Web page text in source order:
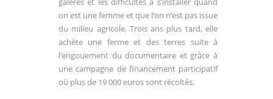
on est une femme et que l’on n’est pas issue
du milieu agricole. Trois ans plus tard, elle
achète une ferme et des terres suite à
l’engouement du documentaire et grâce à
une campagne de financement participatif
où plus de 19 000 euros sont récoltés.